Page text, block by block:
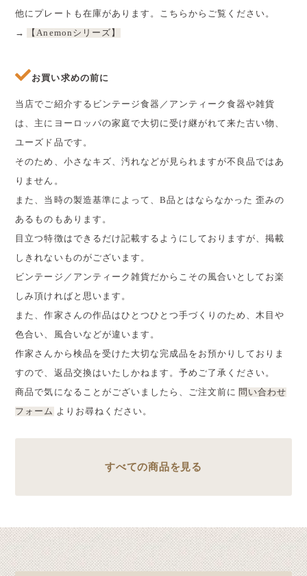
他にプレートも在庫があります。こちらからご覧ください。
→
【Anemonシリーズ】
お買い求めの前に
当店でご紹介するビンテージ食器／アンティーク食器や雑貨
は、主にヨーロッパの家庭で大切に受け継がれて来た古い物、
ユーズド品です。
そのため、小さなキズ、汚れなどが見られますが不良品ではあ
りません。
また、当時の製造基準によって、B品とはならなかった 歪みの
あるものもあります。
目立つ特徴はできるだけ記載するようにしておりますが、掲載
しきれないものがございます。
ビンテージ／アンティーク雑貨だからこその風合いとしてお楽
しみ頂ければと思います。
また、作家さんの作品はひとつひとつ手づくりのため、木目や
色合い、風合いなどが違います。
作家さんから検品を受けた大切な完成品をお預かりしておりま
すので、返品交換はいたしかねます。予めご了承ください。
商品で気になることがございましたら、ご注文前に 問い合わせ
フォーム よりお尋ねください。
すべての商品を見る